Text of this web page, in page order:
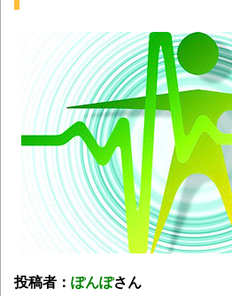
投稿者： ぽんぽさん